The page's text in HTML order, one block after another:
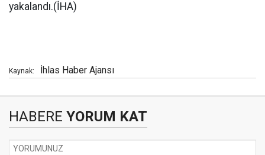
yakalandı.(İHA)
Kaynak: İhlas Haber Ajansı
HABERE YORUM KAT